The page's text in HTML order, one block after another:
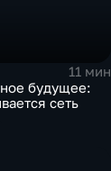
11 мин
будущее:
сеть